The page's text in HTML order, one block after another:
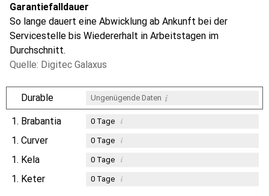
Garantiefalldauer
So lange dauert eine Abwicklung ab Ankunft bei der
Servicestelle bis Wiedererhalt in Arbeitstagen im
Durchschnitt.
Quelle: Digitec Galaxus
Durable Ungenügende Daten i
1. Brabantia 0Tage i
1. Curver 0Tage i
1. Kela 0Tage i
1. Keter 0Tage i